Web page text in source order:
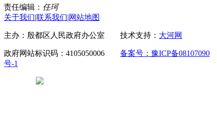
责任编辑： 任珂
关于我们|联系我们|网站地图
主办：殷都区人民政府办公室 技术支持： 大河网
政府网站标识码：4105050006 备案号：豫ICP备08107090
号-1